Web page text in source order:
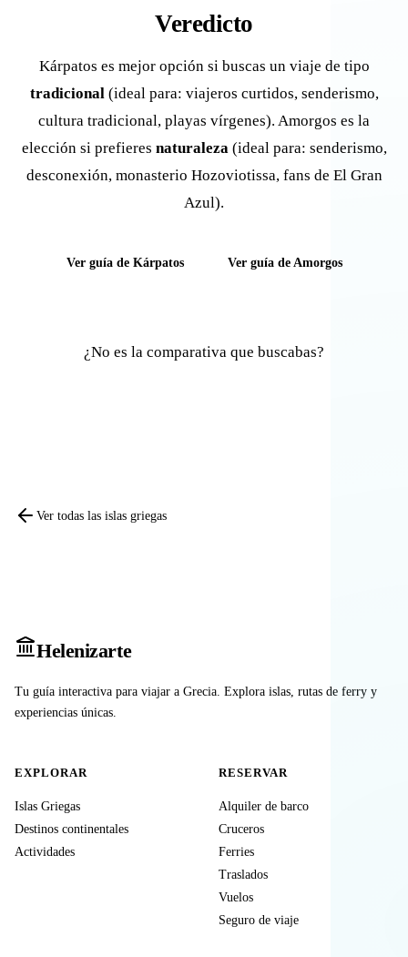
Veredicto
Kárpatos es mejor opción si buscas un viaje de tipo
tradicional(ideal para: viajeros curtidos, senderismo,
cultura tradicional, playas vírgenes). Amorgos es la
elección si prefieres naturaleza(ideal para: senderismo,
desconexión, monasterio Hozoviotissa, fans de El Gran
Azul).
Ver guía de Kárpatos Ver guía de Amorgos
¿No es la comparativa que buscabas?
Ver todas las islas griegas
Helenizarte
Tu guía interactiva para viajar a Grecia. Explora islas, rutas de ferry y
experiencias únicas.
EXPLORAR
Islas Griegas
Destinos continentales
Actividades
RESERVAR
Alquiler de barco
Cruceros
Ferries
Traslados
Vuelos
Seguro de viaje